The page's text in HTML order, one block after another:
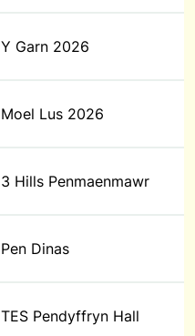
Y Garn 2026
Moel Lus 2026
3 Hills Penmaenmawr
Pen Dinas
TES Pendyffryn Hall